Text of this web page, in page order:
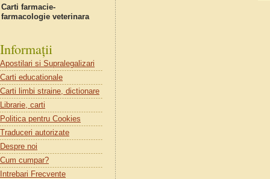
Carti farmacie-
farmacologie veterinara
Informații
Apostilari si Supralegalizari
Carti educationale
Carti limbi straine, dictionare
Librarie, carti
Politica pentru Cookies
Traduceri autorizate
Despre noi
Cum cumpar?
Intrebari Frecvente